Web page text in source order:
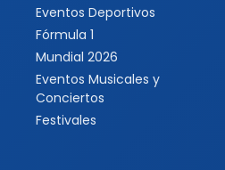
Eventos Deportivos
Fórmula 1
Mundial 2026
Eventos Musicales y
Conciertos
Festivales